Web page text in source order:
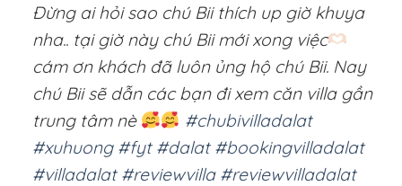
Đừng ai hỏi sao chú Bii thích up giờ khuya
nha.. tại giờ này chú Bii mới xong việc
cám ơn khách đã luôn ủng hộ chú Bii. Nay
chú Bii sẽ dẫn các bạn đi xem căn villa gần
trung tâm nè
#chubivilladalat
#xuhuong #fyt #dalat #bookingvilladalat
#villadalat #reviewvilla #reviewvilladalat